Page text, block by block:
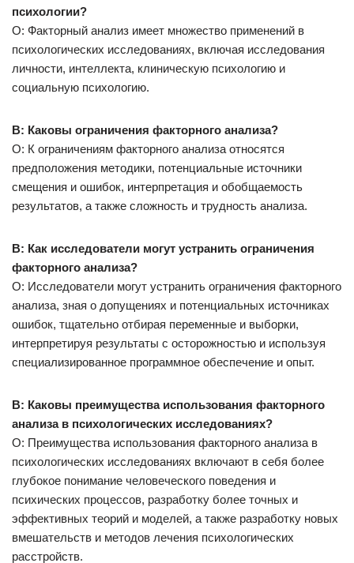
психологии?
О: Факторный анализ имеет множество применений в
психологических исследованиях, включая исследования
личности, интеллекта, клиническую психологию и
социальную психологию.
В: Каковы ограничения факторного анализа?
О: К ограничениям факторного анализа относятся
предположения методики, потенциальные источники
смещения и ошибок, интерпретация и обобщаемость
результатов, а также сложность и трудность анализа.
В: Как исследователи могут устранить ограничения
факторного анализа?
О: Исследователи могут устранить ограничения факторного
анализа, зная о допущениях и потенциальных источниках
ошибок, тщательно отбирая переменные и выборки,
интерпретируя результаты с осторожностью и используя
специализированное программное обеспечение и опыт.
В: Каковы преимущества использования факторного
анализа в психологических исследованиях?
О: Преимущества использования факторного анализа в
психологических исследованиях включают в себя более
глубокое понимание человеческого поведения и
психических процессов, разработку более точных и
эффективных теорий и моделей, а также разработку новых
вмешательств и методов лечения психологических
расстройств.